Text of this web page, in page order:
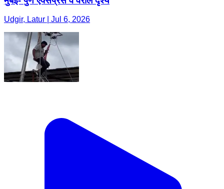
Udgir, Latur | Jul 6, 2026